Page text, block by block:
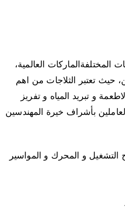
العالمية،
حيث تعتبر الثلاجات من اهم
و تبريد المياه و تفريز
بأشراف خيرة المهندسين
و المحرك و المواسير